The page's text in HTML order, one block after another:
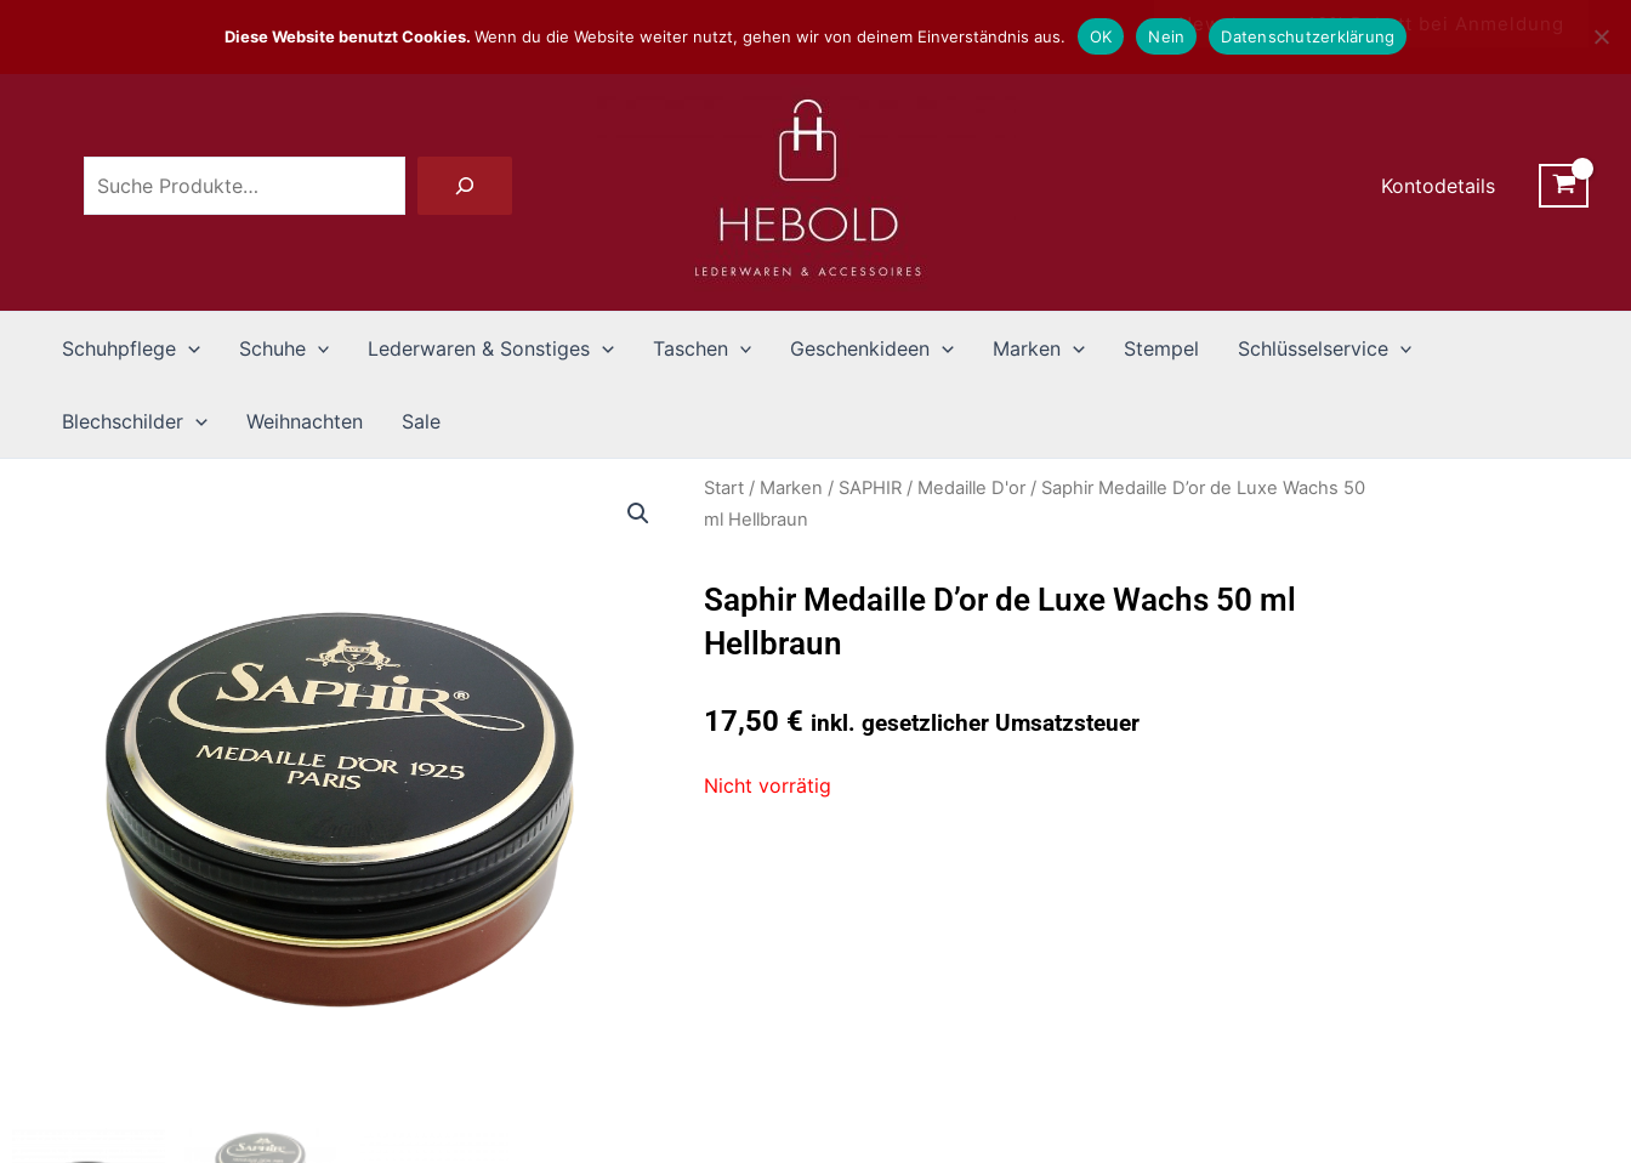
springen
Newsletter - 10% Rabatt bei Anmeldung
Suchen
Kontodetails
Schuhpflege Schuhe Lederwaren & Sonstiges Taschen Geschenkideen Marken Stempel Schlüsselservice
Blechschilder Weihnachten Sale
Start / Marken / SAPHIR / Medaille D'or / Saphir Medaille D’or de Luxe Wachs 50
ml Hellbraun
Saphir Medaille D’or de Luxe Wachs 50 ml
Hellbraun
17,50 € inkl. gesetzlicher Umsatzsteuer
Nicht vorrätig
Diese Website benutzt Cookies. Wenn du die Website weiter nutzt, gehen wir von deinem Einverständnis aus. OK Nein Datenschutzerklärung